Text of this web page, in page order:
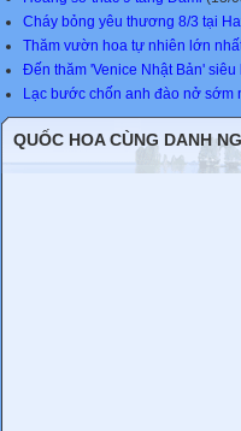
Cháy bỏng yêu thương 8/3 tại
Thăm vườn hoa tự nhiên lớn
Đến thăm 'Venice Nhật Bản' siêu
Lạc bước chốn anh đào nở sớm
QUỐC HOA CÙNG DANH